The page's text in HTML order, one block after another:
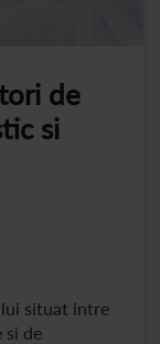
de
si
situat intre
si de